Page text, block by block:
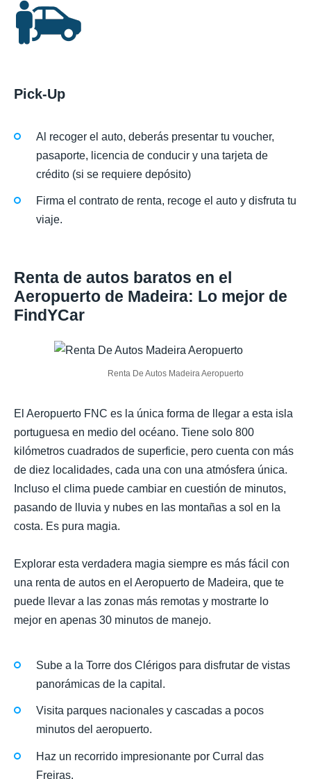
Pick-Up
Al recoger el auto, deberás presentar tu voucher,
pasaporte, licencia de conducir y una tarjeta de
crédito (si se requiere depósito)
Firma el contrato de renta, recoge el auto y disfruta tu
viaje.
Renta de autos baratos en el
Aeropuerto de Madeira: Lo mejor de
FindYCar
Renta De Autos Madeira Aeropuerto
El Aeropuerto FNC es la única forma de llegar a esta isla
portuguesa en medio del océano. Tiene solo 800
kilómetros cuadrados de superficie, pero cuenta con más
de diez localidades, cada una con una atmósfera única.
Incluso el clima puede cambiar en cuestión de minutos,
pasando de lluvia y nubes en las montañas a sol en la
costa. Es pura magia.
Explorar esta verdadera magia siempre es más fácil con
una renta de autos en el Aeropuerto de Madeira, que te
puede llevar a las zonas más remotas y mostrarte lo
mejor en apenas 30 minutos de manejo.
Sube a la Torre dos Clérigos para disfrutar de vistas
panorámicas de la capital.
Visita parques nacionales y cascadas a pocos
minutos del aeropuerto.
Haz un recorrido impresionante por Curral das
Freiras.